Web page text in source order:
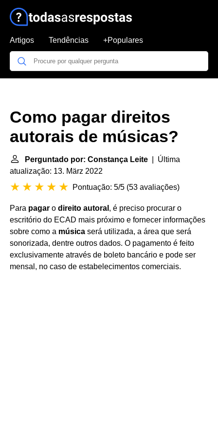
Artigos Tendências +Populares
Como pagar direitos
autorais de músicas?
Perguntado por: Constança Leite | Última
atualização: 13. März 2022
Pontuação: 5/5 (53 avaliações)
Para pagar o direito autoral , é preciso procurar o
escritório do ECAD mais próximo e fornecer informações
sobre como a música será utilizada, a área que será
sonorizada, dentre outros dados. O pagamento é feito
exclusivamente através de boleto bancário e​ pode ser
mensal, no caso de estabelecimentos comerciais.